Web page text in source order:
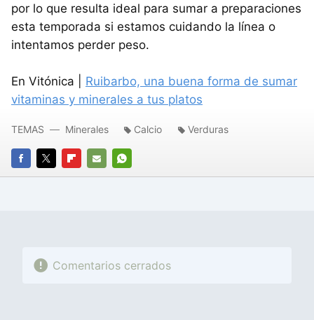
por lo que resulta ideal para sumar a preparaciones
esta temporada si estamos cuidando la línea o
intentamos perder peso.
En Vitónica | Ruibarbo, una buena forma de sumar
vitaminas y minerales a tus platos
FACEBOOK
TWITTERFLIPBOARD
E-
WHATSAPP
TEMAS Minerales Calcio Verduras
Comentarios cerrados